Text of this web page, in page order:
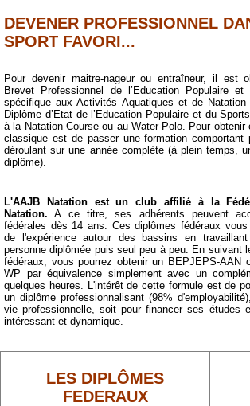
La boutique
Le Club
24H de Natation
Ecole de Natation Française
Coupe Jean-Louis Dedieu
Projet Club
Docs à consulter
Historique
DEVENER PROFESSIONNEL
SPORT FAVORI...
Pour devenir maitre-nageur ou entraîneur, il est
Brevet Professionnel de l’Education Populaire
spécifique aux Activités Aquatiques et de
Diplôme d’Etat de l’Education Populaire et du
à la Natation Course ou au Water-Polo. Pour
classique est de passer une formation comportant
déroulant sur une année complète (à plein temps,
diplôme).
L'AAJB Natation est un club affilié à la
Natation. A ce titre, ses adhérents peuvent
fédérales dès 14 ans. Ces diplômes fédéraux vous
de l'expérience autour des bassins en
personne diplômée puis seul peu à peu. En suivant
fédéraux, vous pourrez obtenir un BEPJEPS-AAN
WP par équivalence simplement avec un
quelques heures. L'intérêt de cette formule est de
un diplôme professionnalisant (98%
vie professionnelle, soit pour financer ses études
intéressant et dynamique.
LES DIPLÔMES
FEDERAUX